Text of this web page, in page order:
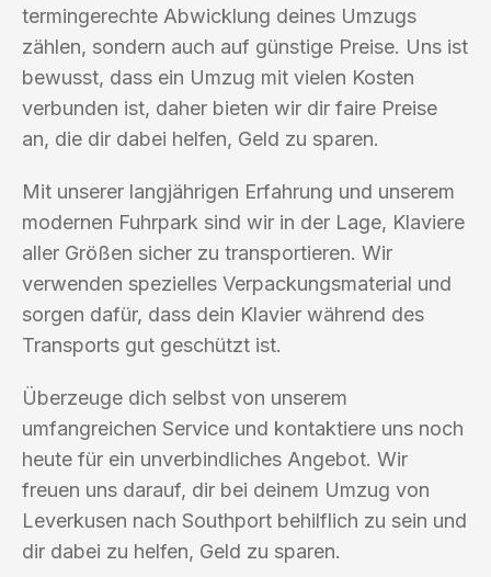
termingerechte Abwicklung deines Umzugs
zählen, sondern auch auf günstige Preise. Uns ist
bewusst, dass ein Umzug mit vielen Kosten
verbunden ist, daher bieten wir dir faire Preise
an, die dir dabei helfen, Geld zu sparen.
Mit unserer langjährigen Erfahrung und unserem
modernen Fuhrpark sind wir in der Lage, Klaviere
aller Größen sicher zu transportieren. Wir
verwenden spezielles Verpackungsmaterial und
sorgen dafür, dass dein Klavier während des
Transports gut geschützt ist.
Überzeuge dich selbst von unserem
umfangreichen Service und kontaktiere uns noch
heute für ein unverbindliches Angebot. Wir
freuen uns darauf, dir bei deinem Umzug von
Leverkusen nach Southport behilflich zu sein und
dir dabei zu helfen, Geld zu sparen.